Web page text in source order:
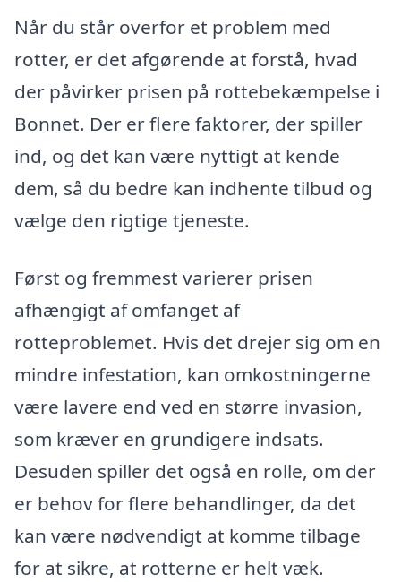
Når du står overfor et problem med
rotter, er det afgørende at forstå, hvad
der påvirker prisen på rottebekæmpelse i
Bonnet. Der er flere faktorer, der spiller
ind, og det kan være nyttigt at kende
dem, så du bedre kan indhente tilbud og
vælge den rigtige tjeneste.
Først og fremmest varierer prisen
afhængigt af omfanget af
rotteproblemet. Hvis det drejer sig om en
mindre infestation, kan omkostningerne
være lavere end ved en større invasion,
som kræver en grundigere indsats.
Desuden spiller det også en rolle, om der
er behov for flere behandlinger, da det
kan være nødvendigt at komme tilbage
for at sikre, at rotterne er helt væk.